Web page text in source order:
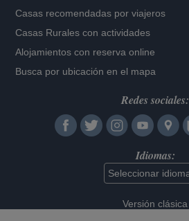
Casas recomendadas por viajeros
Casas Rurales con actividades
Alojamientos con reserva online
Busca por ubicación en el mapa
Redes sociales:
Idiomas:
Versión clásica